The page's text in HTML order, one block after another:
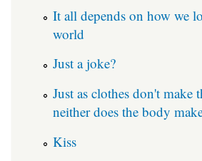
It all depends on how we
world
Just a joke?
Just as clothes don't make
neither does the body
Kiss